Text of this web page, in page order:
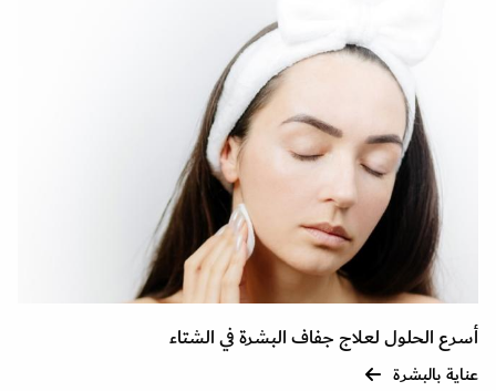
أسرع الحلول لعلاج جفاف البشرة في الشتاء
عناية بالبشرة